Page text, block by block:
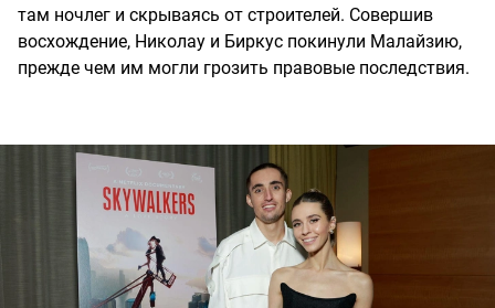
там ночлег и скрываясь от строителей. Совершив
восхождение, Николау и Биркус покинули Малайзию,
прежде чем им могли грозить правовые последствия.